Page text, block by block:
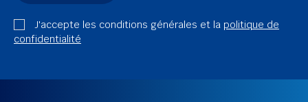
J'accepte les conditions générales et la politique de
confidentialité